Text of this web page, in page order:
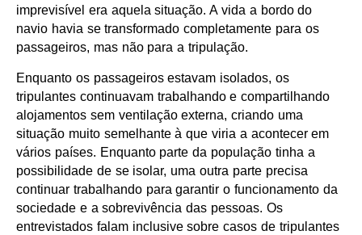
imprevisível era aquela situação. A vida a bordo do
navio havia se transformado completamente para os
passageiros, mas não para a tripulação.
Enquanto os passageiros estavam isolados, os
tripulantes continuavam trabalhando e compartilhando
alojamentos sem ventilação externa, criando uma
situação muito semelhante à que viria a acontecer em
vários países. Enquanto parte da população tinha a
possibilidade de se isolar, uma outra parte precisa
continuar trabalhando para garantir o funcionamento da
sociedade e a sobrevivência das pessoas. Os
entrevistados falam inclusive sobre casos de tripulantes